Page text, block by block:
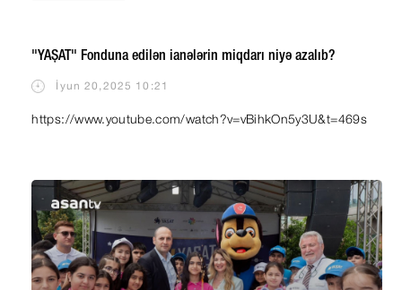
"YAŞAT" Fonduna edilən ianələrin miqdarı niyə azalıb?
İyun 20,2025 10:21
https://www.youtube.com/watch?v=vBihkOn5y3U&t=469s